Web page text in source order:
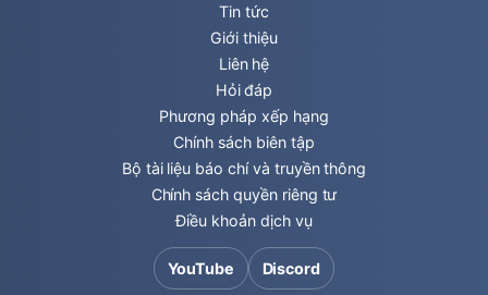
Tin tức
Giới thiệu
Liên hệ
Hỏi đáp
Phương pháp xếp hạng
Chính sách biên tập
Bộ tài liệu báo chí và truyền thông
Chính sách quyền riêng tư
Điều khoản dịch vụ
YouTube Discord